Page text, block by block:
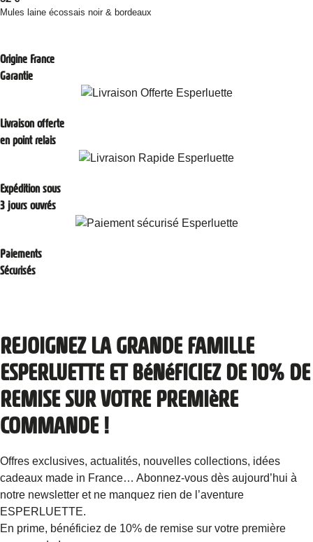
Mules laine écossais noir & bordeaux
Origine France
Garantie
Livraison offerte
en point relais
Expédition sous
3 jours ouvrés
Paiements
Sécurisés
REJOIGNEZ LA GRANDE FAMILLE
ESPERLUETTE ET BéNéFICIEZ DE 10% DE
REMISE SUR VOTRE PREMIèRE
COMMANDE !
Offres exclusives, actualités, nouvelles collections, idées
cadeaux made in France… Abonnez-vous dès aujourd’hui à
notre newsletter et ne manquez rien de l’aventure
ESPERLUETTE.
En prime, bénéficiez de 10% de remise sur votre première